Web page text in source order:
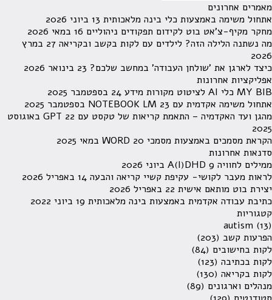
מאמרים אחרונים
אתחול משימה באמצעות כלי בינה מלאכותית 13 ביוני 2026
מחקר מקיף-צ'אט בוט לקידום תפקודים ניהוליים 16 במאי 2026
מה נשתנה הלילה הזה? לילדים עם לקות בקשב ובקריאה
27 במרץ
2026
כיצד לארגן את 'שולחן העבודה' במחשב שלכם? 23 בינואר 2026
אפליקציות אחרונות
MY BIB כלי AI לציטוט מקורות מידע
24 בספטמבר 2025
אתחול משימה אקדמית עם NOTEBOOK LM 23 בספטמבר 2025
מהגן ועד האקדמיה – התאמת קריאות של טקסט עם GPT
22 באוגוסט
2025
הקראת מסמכים באמצעות מסמכי WORD 20 במאי 2025
סדנאות אחרונות
ממילים לחוויה A(I)DHD 9 ביוני 2026
לראות מעבר לקושי- עקיפת קשיי קריאה והבעה 14 באפריל 2026
יצירת בוט מותאם אישית 22 באפריל 2026
כתיבת עבודה אקדמית באמצעות בינה מלאכותית 19 ביוני 2022
קטגוריות
autism (13)
הפרעות קשב (203)
לקות בחישובים (84)
לקות בכתיבה (123)
לקות בקריאה (130)
מנהלים וארגונים (89)